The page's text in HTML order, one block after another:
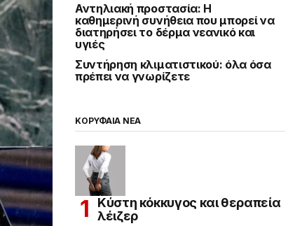
Αντηλιακή προστασία: Η
καθημερινή συνήθεια που μπορεί να
διατηρήσει το δέρμα νεανικό και
υγιές
Συντήρηση κλιματιστικού: όλα όσα
πρέπει να γνωρίζετε
ΚΟΡΥΦΑΙΑ ΝΕΑ
Κύστη κόκκυγος και θεραπεία
λέιζερ